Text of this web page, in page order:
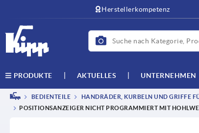
Herstellerkompetenz
PRODUKTE AKTUELLES UNTERNEHMEN
BEDIENTEILE HANDRÄDER, KURBELN UND GRIFFE
POSITIONSANZEIGER NICHT PROGRAMMIERT MIT